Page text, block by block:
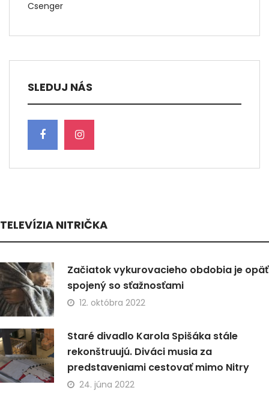
Csenger
SLEDUJ NÁS
TELEVÍZIA NITRIČKA
Začiatok vykurovacieho obdobia je opäť
spojený so sťažnosťami
12. októbra 2022
Staré divadlo Karola Spišáka stále
rekonštruujú. Diváci musia za
predstaveniami cestovať mimo Nitry
24. júna 2022